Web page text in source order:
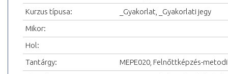
Kurzus típusa:
_Gyakorlat, _Gyakorlati jegy
Mikor:
Hol:
Tantárgy:
MEPE020, Felnőttképzés-